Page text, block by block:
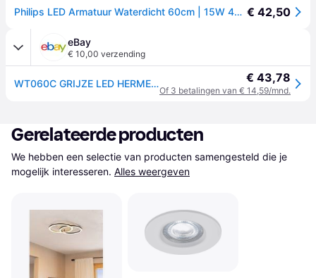
Philips LED Armatuur Waterdicht 60cm | 15W 4000K 1800Lm 840 | IP66 | Ledinaire € 42,50
eBay
€ 10,00 verzending
WT060C GRIJZE LED HERMETISCHE BEHUIZING 15W NW 4000K 1800LM IP66 € 43,78
Of 3 betalingen van € 14,59/mnd.
Gerelateerde producten
We hebben een selectie van producten samengesteld die je
mogelijk interesseren. Alles weergeven